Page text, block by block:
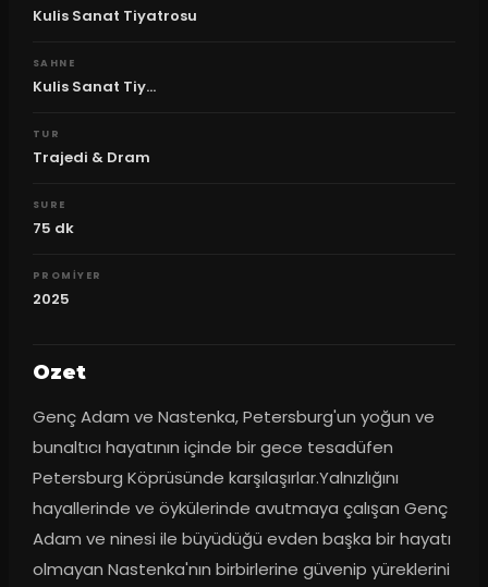
Kulis Sanat Tiyatrosu
SAHNE
Kulis Sanat Tiy...
TUR
Trajedi & Dram
SURE
75 dk
PROMIYER
2025
Ozet
Genç Adam ve Nastenka, Petersburg'un yoğun ve
bunaltıcı hayatının içinde bir gece tesadüfen
Petersburg Köprüsünde karşılaşırlar.Yalnızlığını
hayallerinde ve öykülerinde avutmaya çalışan Genç
Adam ve ninesi ile büyüdüğü evden başka bir hayatı
olmayan Nastenka'nın birbirlerine güvenip yüreklerini